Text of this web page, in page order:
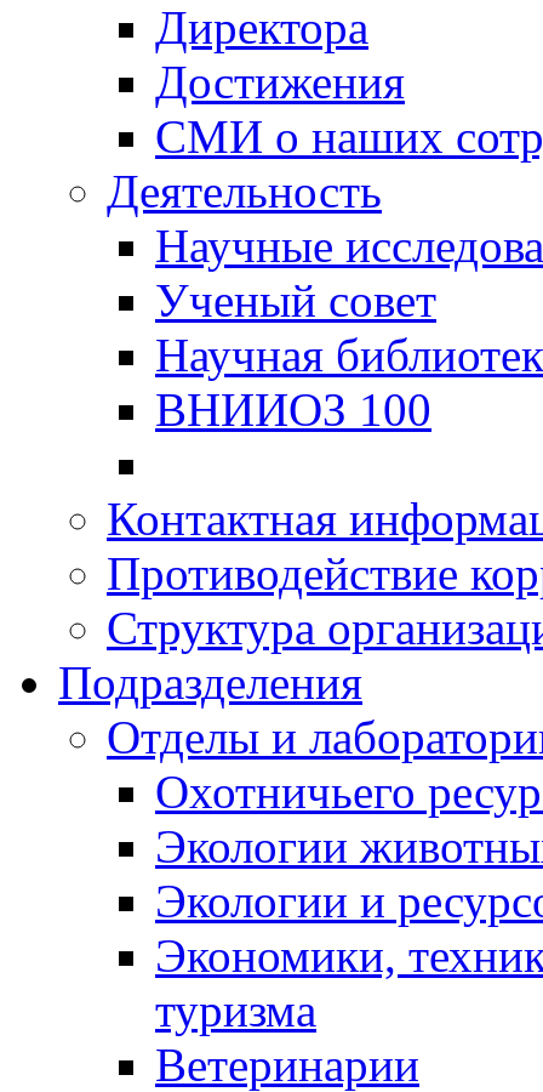
Директора
Достижения
СМИ о наших
Деятельность
Научные
Ученый совет
Научная
ВНИИОЗ 100
Контактная
Противодействие
Структура
Подразделения
Отделы и
Охотничьего
Экологии
Экологии и
Экономики,
туризма
Ветеринарии